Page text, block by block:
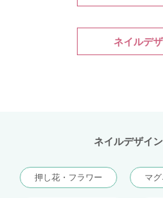
ネイルデ
ネイルデザイ
押し花・フラワー マグ